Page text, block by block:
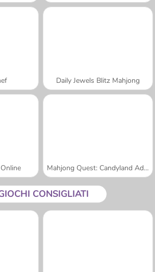
Daily Jewels Blitz Mahjong
Mahjong Quest: Candyland Adventures
CONSIGLIATI